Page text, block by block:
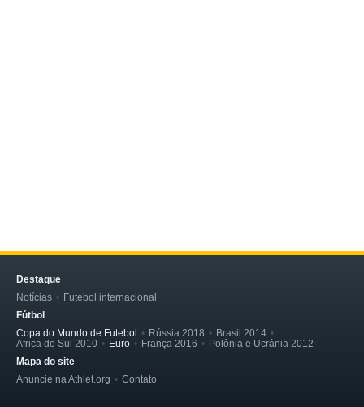
Destaque
Notícias
Futebol internacional
Fútbol
Copa do Mundo de Futebol
Rússia 2018
Brasil 2014
Africa do Sul 2010
Euro França 2016
Polônia e Ucrânia 2012
Mapa do site
Anuncie na Athlet.org
Contato